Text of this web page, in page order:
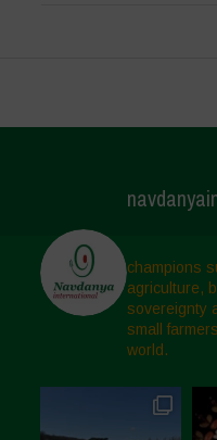
champions
agriculture,
sovereignty
small
world.